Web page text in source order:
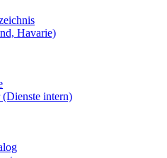
Havarie)
intern)